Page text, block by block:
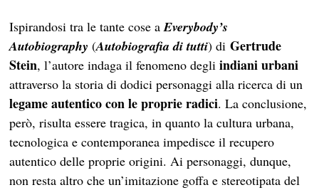
Ispirandosi tra le tante cose aEverybody’s
Autobiography (Autobiografia di tutti) diGertrude
Stein, l’autore indaga il fenomeno degliindiani urbani
attraverso la storia di dodici personaggi alla ricerca di un
legame autentico con le proprie radici. La conclusione,
però, risulta essere tragica, in quanto la cultura urbana,
tecnologica e contemporanea impedisce il recupero
autentico delle proprie origini. Ai personaggi, dunque,
non resta altro che un’imitazione goffa e stereotipata del